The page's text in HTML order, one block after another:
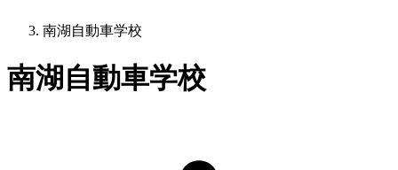
南湖自動車学校
南湖自動車学校